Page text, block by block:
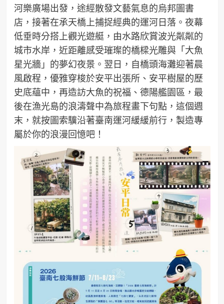
河樂廣場出發，途經散發文藝氣息的烏邦圖書
店，接著在承天橋上捕捉經典的運河日落。夜幕
低垂時分搭上觀光遊艇，由水路欣賞波光粼粼的
城市水岸，近距離感受璀璨的橋樑光雕與「大魚
星光牆」的夢幻夜景。翌日，自橋頭海灘迎著晨
風啟程，優雅穿梭於安平出張所、安平樹屋的歷
史底蘊中，再造訪大魚的祝福、德陽艦園區，最
後在漁光島的浪濤聲中為旅程畫下句點，這個週
末，就按圖索驥沿著臺南運河緩緩前行，製造專
屬於你的浪漫回憶吧！